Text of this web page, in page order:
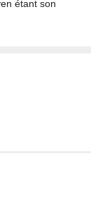
étant son